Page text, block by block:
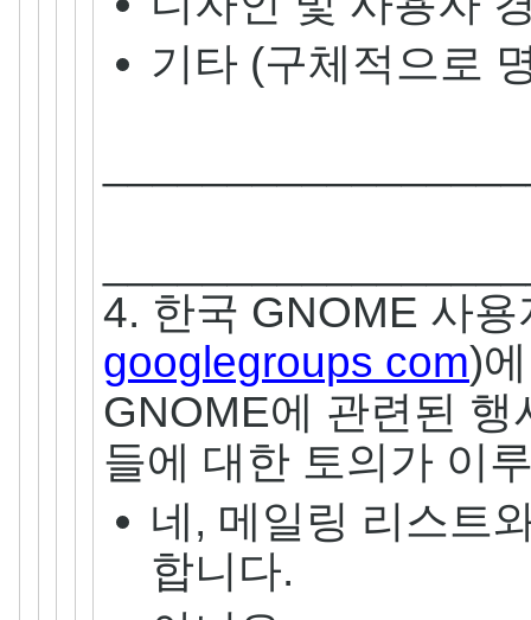
기타 (구체적으로
4. 한국 GNOME 사
googlegroups com)
GNOME에 관련된
들에 대한 토의가 이
네, 메일링 리스트
합니다.